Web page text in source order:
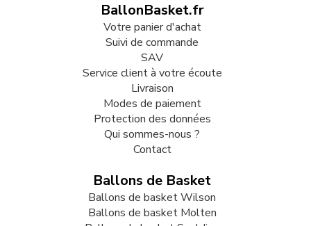
BallonBasket.fr
Votre panier d'achat
Suivi de commande
SAV
Service client à votre écoute
Livraison
Modes de paiement
Protection des données
Qui sommes-nous ?
Contact
Ballons de Basket
Ballons de basket Wilson
Ballons de basket Molten